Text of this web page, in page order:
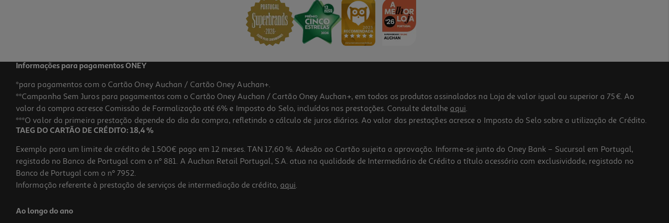
Informações para pagamentos ONEY
*para pagamentos com o Cartão Oney Auchan / Cartão Oney Auchan+.
**Campanha Sem Juros para pagamentos com o Cartão Oney Auchan / Cartão Oney Auchan+, em todos os produtos assinalados na Loja de valor igual ou superior a 75€. Ao
valor da compra acresce Comissão de Formalização até 6% e Imposto do Selo, incluídos nas prestações. Consulte detalhe aqui.
***O valor da primeira prestação depende do dia da compra, refletindo o cálculo de juros diários. Ao valor das prestações acresce o Imposto do Selo sobre a utilização de Crédito.
TAEG DO CARTÃO DE CRÉDITO: 18,4 %
Exemplo para um limite de crédito de 1.500€ pago em 12 meses. TAN 17,60 %. Adesão ao Cartão sujeita a aprovação. Informe-se junto do Oney Bank – Sucursal em Portugal,
registado no Banco de Portugal com o nº 881. A Auchan Retail Portugal, S.A. atua na qualidade de Intermediário de Crédito a título acessório com exclusividade, registado no
Banco de Portugal com o nº 7952.
Informação referente à prestação de serviços de intermediação de crédito, aqui.
Ao longo do ano